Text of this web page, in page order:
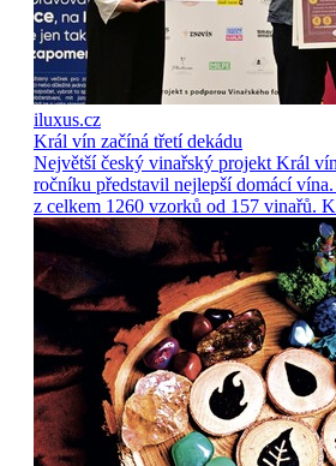
iluxus.cz
Král vín začíná třetí dekádu
Největší český vinařský projekt Král
ročníku představil nejlepší domácí
z celkem 1260 vzorků od 157 vinařů.